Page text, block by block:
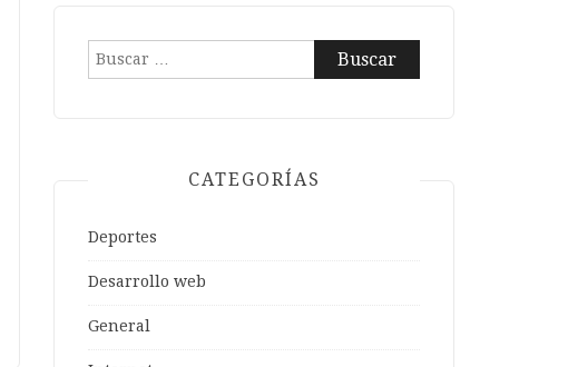
Buscar:
CATEGORÍAS
Deportes
Desarrollo web
General